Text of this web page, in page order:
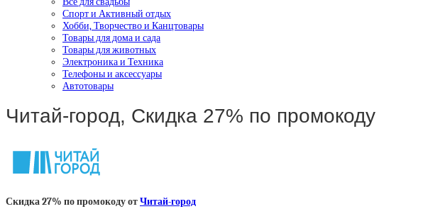
Спорт и Активный отдых
Хобби, Творчество и Канцтовары
Товары для дома и сада
Товары для животных
Электроника и Техника
Телефоны и аксессуары
Автотовары
Читай-город, Скидка 27% по промокоду
Скидка 27% по промокоду отЧитай-город